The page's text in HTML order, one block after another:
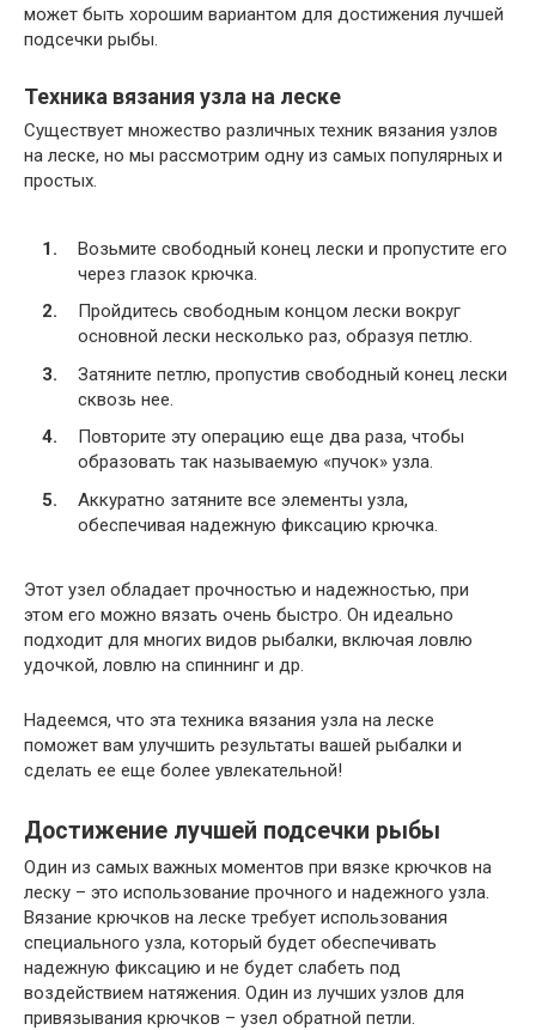
может быть хорошим вариантом для достижения лучшей
подсечки рыбы.
Техника вязания узла на леске
Существует множество различных техник вязания узлов
на леске, но мы рассмотрим одну из самых популярных и
простых.
Возьмите свободный конец лески и пропустите его
через глазок крючка.
Пройдитесь свободным концом лески вокруг
основной лески несколько раз, образуя петлю.
Затяните петлю, пропустив свободный конец лески
сквозь нее.
Повторите эту операцию еще два раза, чтобы
образовать так называемую «пучок» узла.
Аккуратно затяните все элементы узла,
обеспечивая надежную фиксацию крючка.
Этот узел обладает прочностью и надежностью, при
этом его можно вязать очень быстро. Он идеально
подходит для многих видов рыбалки, включая ловлю
удочкой, ловлю на спиннинг и др.
Надеемся, что эта техника вязания узла на леске
поможет вам улучшить результаты вашей рыбалки и
сделать ее еще более увлекательной!
Достижение лучшей подсечки рыбы
Один из самых важных моментов при вязке крючков на
леску – это использование прочного и надежного узла.
Вязание крючков на леске требует использования
специального узла, который будет обеспечивать
надежную фиксацию и не будет слабеть под
воздействием натяжения. Один из лучших узлов для
привязывания крючков – узел обратной петли.